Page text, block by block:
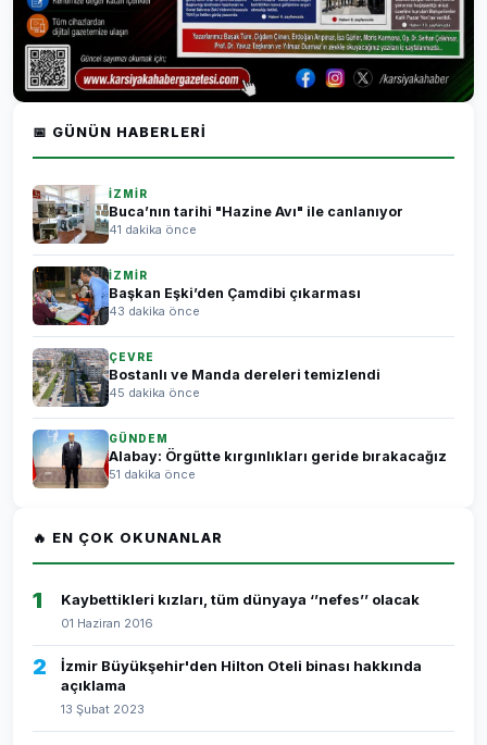
📅 GÜNÜN HABERLERI
İZMİR
Buca’nın tarihi "Hazine Avı" ile canlanıyor
41 dakika önce
İZMİR
Başkan Eşki’den Çamdibi çıkarması
43 dakika önce
ÇEVRE
Bostanlı ve Manda dereleri temizlendi
45 dakika önce
GÜNDEM
Alabay: Örgütte kırgınlıkları geride bırakacağız
51 dakika önce
🔥 EN ÇOK OKUNANLAR
1 Kaybettikleri kızları, tüm dünyaya ‘’nefes’’ olacak
01 Haziran 2016
2
İzmir Büyükşehir'den Hilton Oteli binası hakkında
açıklama
13 Şubat 2023